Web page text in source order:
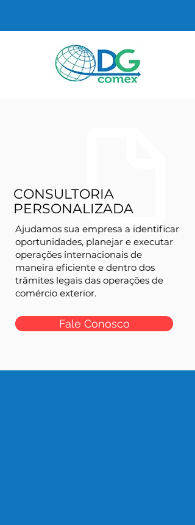
CONSULTORIA
PERSONALIZADA
Ajudamos sua empresa a identificar
oportunidades, planejar e executar
operações internacionais de
maneira eficiente e dentro dos
trâmites legais das operações de
comércio exterior.
Fale Conosco